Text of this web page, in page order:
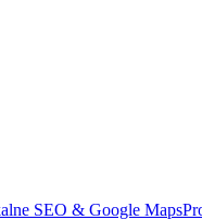
SEO & Google Maps